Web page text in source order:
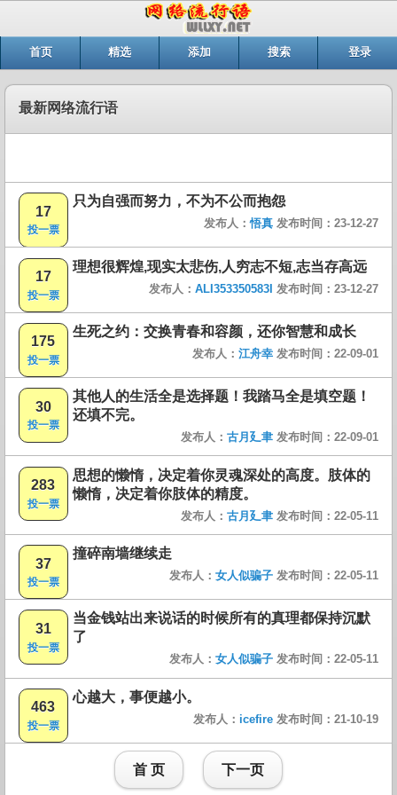
首页 精选 添加 搜索 登录
最新网络流行语
17
投一票
只为自强而努力，不为不公而抱怨
发布人：悟真 发布时间：23-12-27
17
投一票
理想很辉煌,现实太悲伤,人穷志不短,志当存高远
发布人： ALI353350583I 发布时间：23-12-27
175
投一票
生死之约：交换青春和容颜，还你智慧和成长
发布人： 江舟幸 发布时间：22-09-01
30
投一票
其他人的生活全是选择题！我踏马全是填空题！
还填不完。
发布人： 古月廴聿 发布时间：22-09-01
283
投一票
思想的懒惰，决定着你灵魂深处的高度。肢体的
懒惰，决定着你肢体的精度。
发布人： 古月廴聿 发布时间：22-05-11
37
投一票
撞碎南墙继续走
发布人： 女人似骗子 发布时间：22-05-11
31
投一票
当金钱站出来说话的时候所有的真理都保持沉默
了
发布人： 女人似骗子 发布时间：22-05-11
463
投一票
心越大，事便越小。
发布人： icefire 发布时间：21-10-19
首 页 下一页